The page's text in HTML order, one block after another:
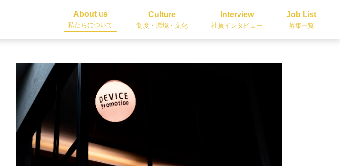
About us
私たちについて
Culture
制度・環境・文化
Interview
社員インタビュー
Job List
募集一覧